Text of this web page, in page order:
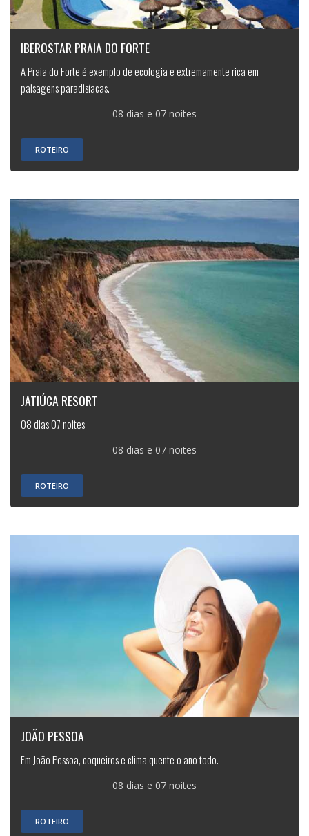
IBEROSTAR PRAIA DO FORTE
A Praia do Forte é exemplo de ecologia e extremamente rica em
paisagens paradisíacas.
08 dias e 07 noites
ROTEIRO
JATIÚCA RESORT
08 dias 07 noites
08 dias e 07 noites
ROTEIRO
JOÃO PESSOA
Em João Pessoa, coqueiros e clima quente o ano todo.
08 dias e 07 noites
ROTEIRO